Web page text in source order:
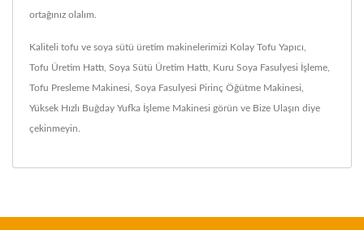
ortağınız olalım.
Kaliteli tofu ve soya sütü üretim makinelerimizi Kolay Tofu Yapıcı
Tofu Üretim Hattı Soya Sütü Üretim Hattı Kuru Soya Fasulyesi İşleme
Tofu Presleme Makinesi Soya Fasulyesi Pirinç Öğütme Makinesi
Yüksek Hızlı Buğday Yufka İşleme Makinesi görün ve Bize Ulaşın diye
çekinmeyin.